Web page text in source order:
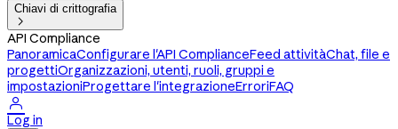
Chiavi di crittografia

API Compliance
PanoramicaConfigurare l'API ComplianceFeed attivitàChat, file e
progettiOrganizzazioni, utenti, ruoli, gruppi e
impostazioniProgettare l'integrazioneErroriFAQ

Log in